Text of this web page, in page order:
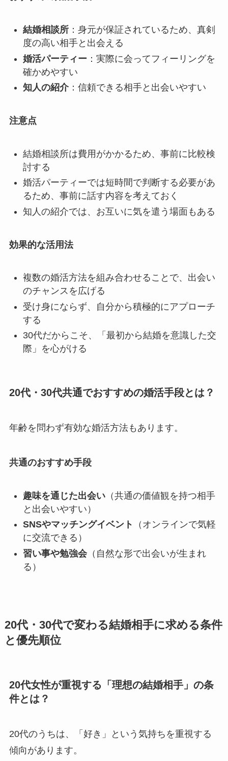
結婚相談所：身元が保証されているため、真剣
度の高い相手と出会える
婚活パーティー ：実際に会ってフィーリングを
確かめやすい
知人の紹介：信頼できる相手と出会いやすい
注意点
結婚相談所は費用がかかるため、事前に比較検
討する
婚活パーティーでは短時間で判断する必要があ
るため、事前に話す内容を考えておく
知人の紹介では、お互いに気を遣う場面もある
効果的な活用法
複数の婚活方法を組み合わせることで、出会い
のチャンスを広げる
受け身にならず、自分から積極的にアプローチ
する
30代だからこそ、「最初から結婚を意識した交
際」を心がける
20代・30代共通でおすすめの婚活手段とは？
年齢を問わず有効な婚活方法もあります。
共通のおすすめ手段
趣味を通じた出会い（共通の価値観を持つ相手
と出会いやすい）
SNSやマッチングイベント
（オンラインで気軽
に交流できる）
習い事や勉強会（自然な形で出会いが生まれ
る）
20代・30代で変わる結婚相手に求める条件
と優先順位
20代女性が重視する「理想の結婚相手」の条
件とは？
20代のうちは、「好き」という気持ちを重視する
傾向があります。